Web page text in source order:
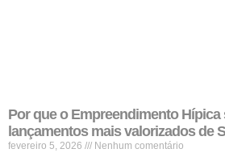
Por que o Empreendimento Hípica
lançamentos mais valorizados de
fevereiro 5, 2026 Nenhum comentário